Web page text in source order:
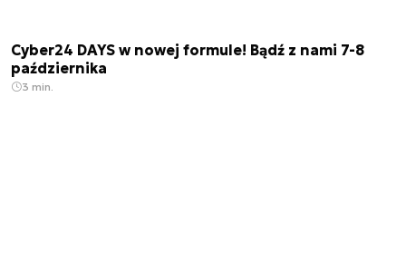
Cyber24 DAYS w nowej formule! Bądź z nami 7-8
października
3 min.